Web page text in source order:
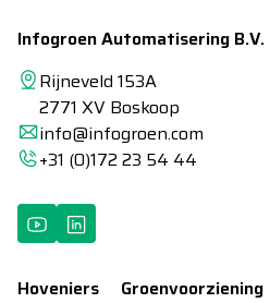
Infogroen Automatisering B.V.
Rijneveld 153A
2771 XV Boskoop
info@infogroen.com
+31 (0)172 23 54 44
Hoveniers
Groenvoorziening